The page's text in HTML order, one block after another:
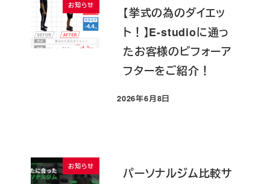
お知らせ
【挙式の為のダイエッ
ト！】E-studioに通っ
たお客様のビフォーア
フターをご紹介！
投稿日
2026年6月8日
お知らせ
パーソナルジム比較サ